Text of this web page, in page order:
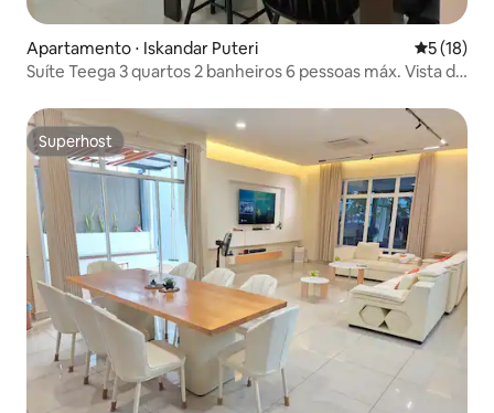
Apartamento ⋅ Iskandar Puteri 5 de uma
5 (18)
Suíte Teega 3 quartos 2 banheiros 6 pessoas máx. Vista da
Superhost
Superhost